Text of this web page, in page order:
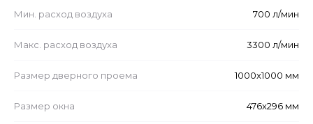
Мин. расход воздуха 700 л/мин
Макс. расход воздуха 3300 л/мин
Размер дверного проема 1000x1000 мм
Размер окна 476x296 мм